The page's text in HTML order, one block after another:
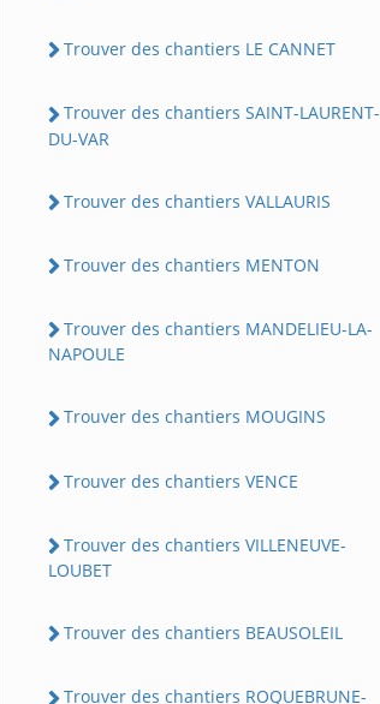
Trouver des chantiers LE CANNET
Trouver des chantiers SAINT-LAURENT-
DU-VAR
Trouver des chantiers VALLAURIS
Trouver des chantiers MENTON
Trouver des chantiers MANDELIEU-LA-
NAPOULE
Trouver des chantiers MOUGINS
Trouver des chantiers VENCE
Trouver des chantiers VILLENEUVE-
LOUBET
Trouver des chantiers BEAUSOLEIL
Trouver des chantiers ROQUEBRUNE-